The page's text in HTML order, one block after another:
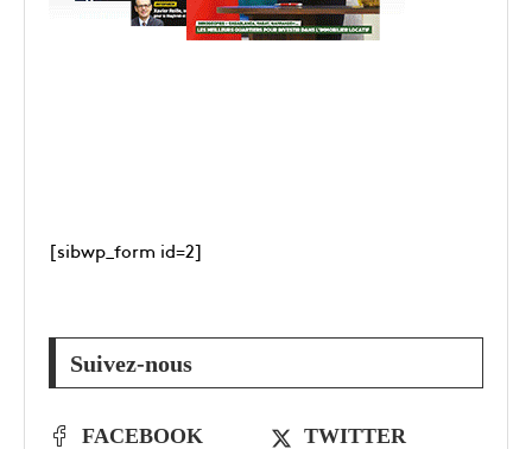
[sibwp_form id=2]
Suivez-nous
FACEBOOK
TWITTER